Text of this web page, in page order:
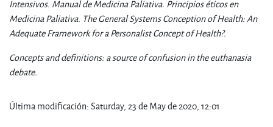
Intensivos. Manual de Medicina Paliativa. Principios éticos en
Medicina Paliativa. The General Systems Conception of Health: An
Adequate Framework for a Personalist Concept of Health?.
Concepts and definitions: a source of confusion in the euthanasia
debate.
Última modificación: Saturday, 23 de May de 2020, 12:01